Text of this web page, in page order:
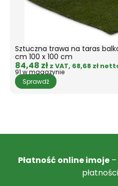
Sztuczna trawa na taras
cm 100 x 100 cm
84,48 zł z VAT, 68,68 zł
91 w magazynie
Sprawdź
Płatność online imoje